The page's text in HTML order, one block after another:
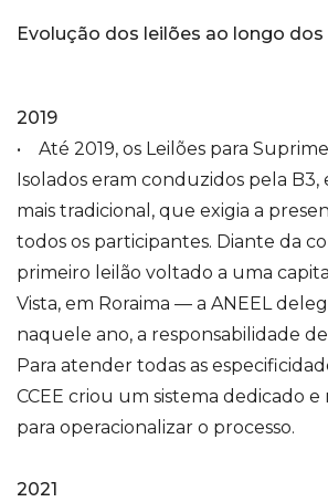
Evolução dos leilões ao longo dos
2019
• Até 2019, os Leilões para
Isolados eram conduzidos pela
mais tradicional, que exigia a
todos os participantes. Diante da
primeiro leilão voltado a uma
Vista, em Roraima — a ANEEL
naquele ano, a responsabilidade
Para atender todas as
CCEE criou um sistema dedicado e
para operacionalizar o processo.
2021